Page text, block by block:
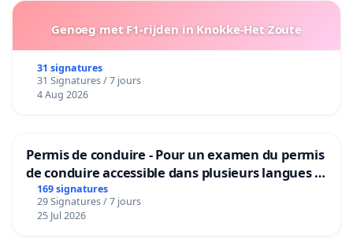
Genoeg met F1-rijden in Knokke-Het Zoute
31 signatures
31 Signatures / 7 jours
4 Aug 2026
Permis de conduire - Pour un examen du permis
de conduire accessible dans plusieurs langues à
Bruxelles
169 signatures
29 Signatures / 7 jours
25 Jul 2026